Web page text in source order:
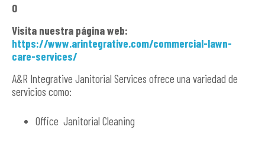
O
Visita nuestra página web:
https://www.arintegrative.com/commercial-lawn-
care-services/
A&R Integrative Janitorial Services ofrece una variedad de
servicios como:
Office Janitorial Cleaning